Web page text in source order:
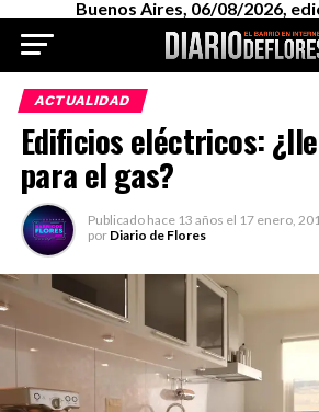
Buenos Aires, 06/08/2026,
ACTUALIDAD
Edificios eléctricos:
para el gas?
Publicado hace 13 años el 17 enero,
por Diario de Flores